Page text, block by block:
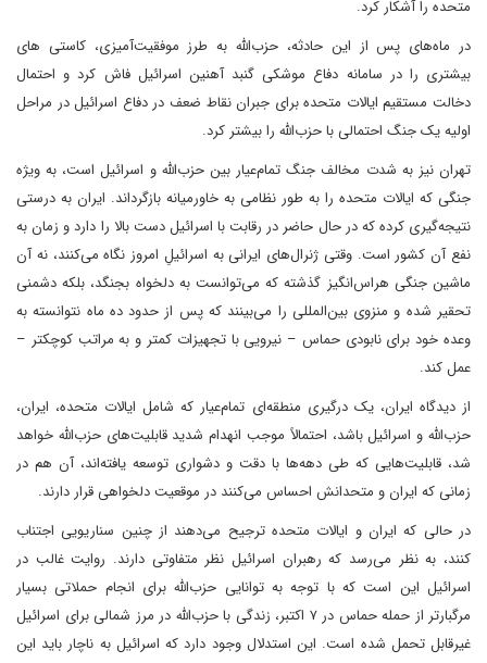
متحده را آشکار کرد.
در ماه‌های پس از این حادثه، حزب‌الله به طرز موفقیت‌آمیزی، کاستی های
بیشتری را در سامانه دفاع موشکی گنبد آهنین اسرائیل فاش کرد و احتمال
دخالت مستقیم ایالات متحده برای جبران نقاط ضعف در دفاع اسرائیل در مراحل
اولیه یک جنگ احتمالی با حزب‌الله را بیشتر کرد.
تهران نیز به شدت مخالف جنگ تمام‌عیار بین حزب‌الله و اسرائیل است، به ویژه
جنگی که ایالات متحده را به طور نظامی به خاورمیانه بازگرداند. ایران به درستی
نتیجه‌گیری کرده که در حال حاضر در رقابت با اسرائیل دست بالا را دارد و زمان به
نفع آن کشور است. وقتی ژنرال‌های ایرانی به اسرائیلِ امروز نگاه می‌کنند، نه آن
ماشین جنگی هراس‌انگیز گذشته که می‌توانست به دلخواه بجنگد، بلکه دشمنی
تحقیر شده و منزوی بین‌المللی را می‌بینند که پس از حدود ده ماه نتوانسته به
وعده خود برای نابودی حماس – نیرویی با تجهیزات کمتر و به مراتب کوچکتر –
عمل کند.
از دیدگاه ایران، یک درگیری منطقه‌ای تمام‌عیار که شامل ایالات متحده، ایران،
حزب‌الله و اسرائیل باشد، احتمالاً موجب انهدام شدید قابلیت‌های حزب‌الله خواهد
شد، قابلیت‌هایی که طی دهه‌ها با دقت و دشواری توسعه یافته‌اند، آن هم در
زمانی که ایران و متحدانش احساس می‌کنند در موقعیت دلخواهی قرار دارند.
در حالی که ایران و ایالات متحده ترجیح می‌دهند از چنین سناریویی اجتناب
کنند، به نظر می‌رسد که رهبران اسرائیل نظر متفاوتی دارند. روایت غالب در
اسرائیل این است که با توجه به توانایی حزب‌الله برای انجام حملاتی بسیار
مرگبارتر از حمله حماس در ۷ اکتبر، زندگی با حزب‌الله در مرز شمالی برای اسرائیل
غیرقابل تحمل شده است. این استدلال وجود دارد که اسرائیل به ناچار باید این